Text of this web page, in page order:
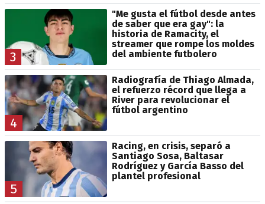
3
"Me gusta el fútbol desde antes
de saber que era gay": la
historia de Ramacity, el
streamer que rompe los moldes
del ambiente futbolero
4
Radiografía de Thiago Almada,
el refuerzo récord que llega a
River para revolucionar el
fútbol argentino
5
Racing, en crisis, separó a
Santiago Sosa, Baltasar
Rodríguez y García Basso del
plantel profesional